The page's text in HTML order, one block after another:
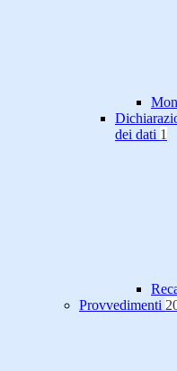
dei dati 1
Provvedimenti